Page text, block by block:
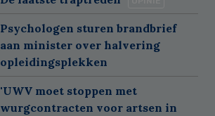
Psychologen sturen brandbrief
aan minister over halvering
opleidingsplekken
'UWV moet stoppen met
wurgcontracten voor artsen in